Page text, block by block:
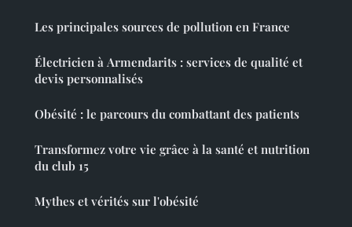
Les principales sources de pollution en France
Électricien à Armendarits : services de qualité et
devis personnalisés
Obésité : le parcours du combattant des patients
Transformez votre vie grâce à la santé et nutrition
du club 15
Mythes et vérités sur l'obésité